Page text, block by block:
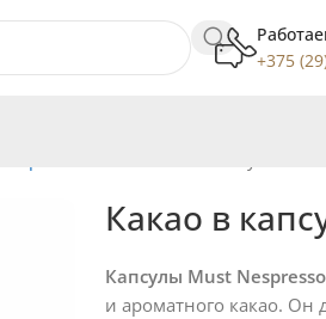
+375
Какао в
Капсулы Must
и ароматного какао. Он